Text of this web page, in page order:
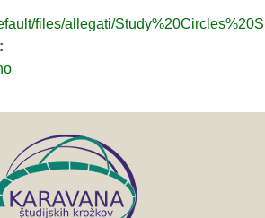
files/allegati/